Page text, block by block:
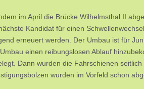
im April die Brücke Wilhelmsthal II
Kandidat für einen
erneuert werden. Der Umbau ist für
einen reibungslosen Ablauf
Dann wurden die Fahrschienen
wurden im Vorfeld schon